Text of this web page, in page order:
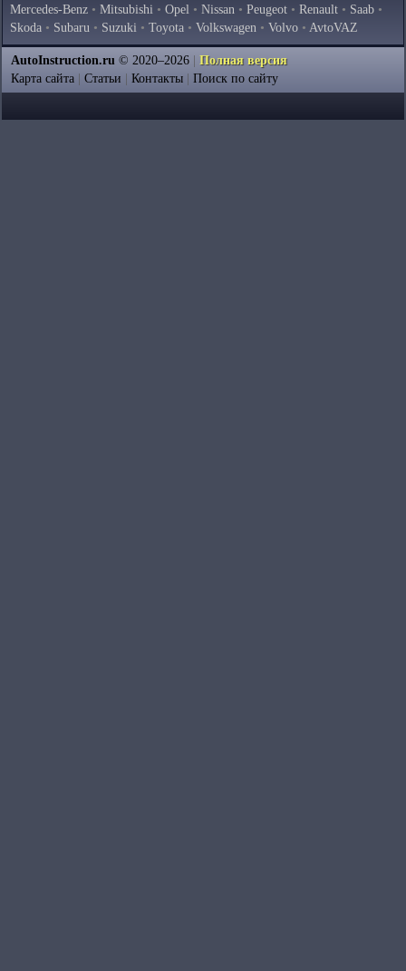
Mercedes-Benz • Mitsubishi • Opel • Nissan • Peugeot • Renault • Saab •
Skoda • Subaru • Suzuki • Toyota • Volkswagen • Volvo • AvtoVAZ
AutoInstruction.ru © 2020–2026
Полная версия
Карта сайта
Статьи Контакты Поиск по сайту